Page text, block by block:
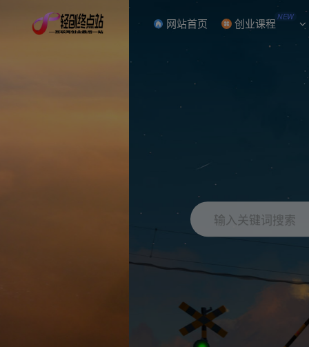
网站首页 创业课程 NEW
输入关键词搜索